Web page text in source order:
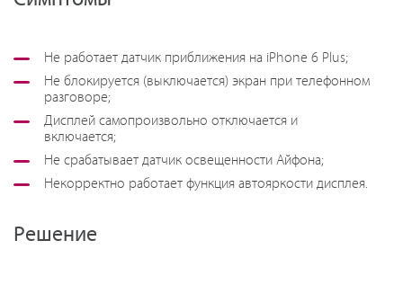
Не работает датчик приближения на iPhone 6 Plus;
Не блокируется (выключается) экран при телефонном
разговоре;
Дисплей самопроизвольно отключается и
включается;
Не срабатывает датчик освещенности Айфона;
Некорректно работает функция автояркости дисплея.
Решение